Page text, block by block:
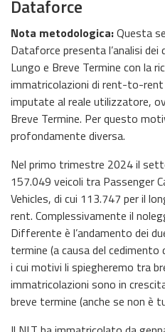
Dataforce
Nota metodologica:Questa
Dataforce presenta l’analisi
Lungo e Breve Termine con la
immatricolazioni di rent-to-
imputate al reale utilizzatore,
Breve Termine. Per questo
profondamente diversa.
Nel primo trimestre 2024 il
157.049 veicoli tra Passenger
Vehicles, di cui 113.747 per il
rent. Complessivamente il
Differente è l’andamento dei
termine (a causa del
i cui motivi li spiegheremo tra
immatricolazioni sono in
breve termine (anche se non è